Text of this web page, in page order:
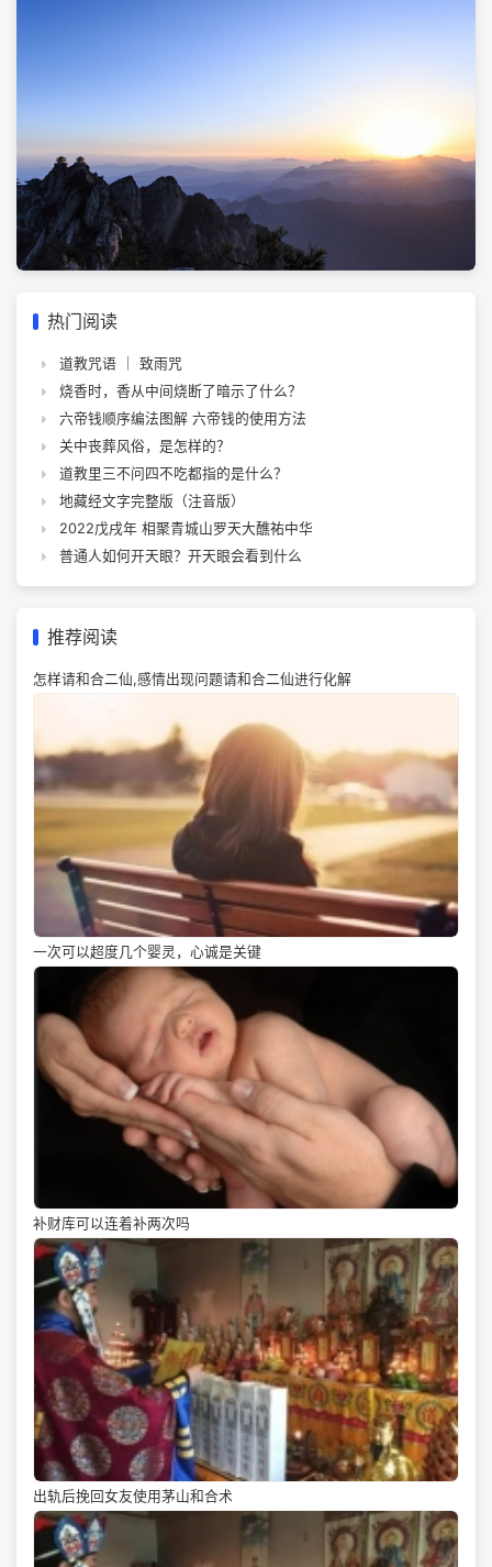
热门阅读
道教咒语 ｜ 致雨咒
烧香时，香从中间烧断了暗示了什么？
六帝钱顺序编法图解 六帝钱的使用方法
关中丧葬风俗，是怎样的？
道教里三不问四不吃都指的是什么？
地藏经文字完整版（注音版）
2022戊戌年 相聚青城山罗天大醮祐中华
普通人如何开天眼？开天眼会看到什么
推荐阅读
怎样请和合二仙,感情出现问题请和合二仙进行化解
一次可以超度几个婴灵，心诚是关键
补财库可以连着补两次吗
出轨后挽回女友使用茅山和合术